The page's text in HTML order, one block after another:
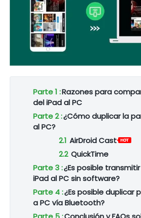
Parte 1 :Razones para
del iPad al PC
Parte 2 :¿Cómo duplicar la
al PC?
2.1 AirDroid Cast
2.2 QuickTime
Parte 3 :¿Es posible
iPad al PC sin software?
Parte 4 :¿Es posible duplicar
a PC vía Bluetooth?